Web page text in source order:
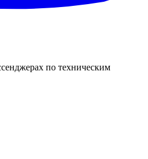
по техническим